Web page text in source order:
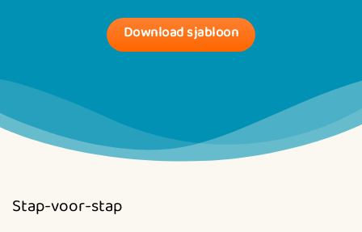
Download sjabloon
Stap-voor-stap